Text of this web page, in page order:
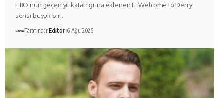
HBO'nun geçen yıl kataloğuna eklenen It: Welcome to Derry
serisi büyük bir…
TarafındanEditör 6 Ağu 2026